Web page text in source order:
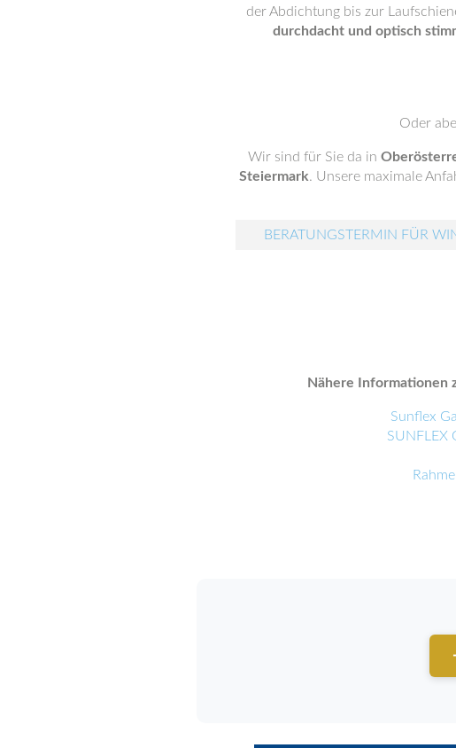
der Abdichtung bis zur
durchdacht und optisch
Oder
Wir sind für Sie da in
Steiermark. Unsere maximale
BERATUNGSTERMIN FÜR
Nähere Informationen
Sunflex
SUNFLEX